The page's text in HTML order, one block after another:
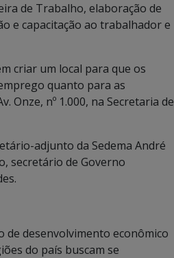
de Trabalho, elaboração de
e capacitação ao trabalhador e
criar um local para que os
quanto para as
Onze, nº 1.000, na Secretaria de
adjunto da Sedema André
secretário de Governo
de desenvolvimento econômico
do país buscam se